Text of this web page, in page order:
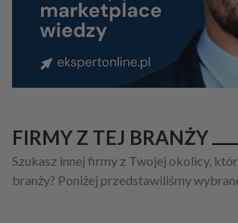
FIRMY Z TEJ BRANŻY
Szukasz innej firmy z Twojej okolicy,
branży? Poniżej przedstawiliśmy